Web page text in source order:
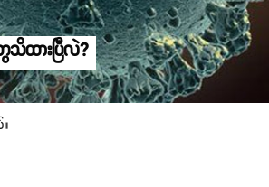
သိထားပြီလဲ?